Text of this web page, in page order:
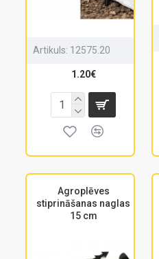
Artikuls: 12575.20
1.20€
Agroplēves
stiprināšanas naglas
15 cm